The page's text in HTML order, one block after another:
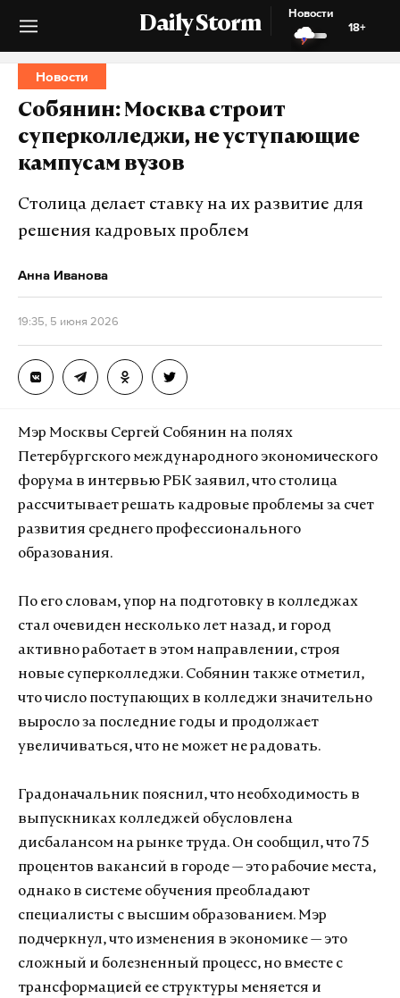
Daily Storm
Новости
18+
Новости
Собянин: Москва строит
суперколледжи, не уступающие
кампусам вузов
Столица делает ставку на их развитие для
решения кадровых проблем
Анна Иванова
19:35, 5 июня 2026
Мэр Москвы Сергей Собянин на полях
Петербургского международного экономического
форума в интервью РБК заявил, что столица
рассчитывает решать кадровые проблемы за счет
развития среднего профессионального
образования.
По его словам, упор на подготовку в колледжах
стал очевиден несколько лет назад, и город
активно работает в этом направлении, строя
новые суперколледжи. Собянин также отметил,
что число поступающих в колледжи значительно
выросло за последние годы и продолжает
увеличиваться, что не может не радовать.
Градоначальник пояснил, что необходимость в
выпускниках колледжей обусловлена
дисбалансом на рынке труда. Он сообщил, что 75
процентов вакансий в городе — это рабочие места,
однако в системе обучения преобладают
специалисты с высшим образованием. Мэр
подчеркнул, что изменения в экономике — это
сложный и болезненный процесс, но вместе с
трансформацией ее структуры меняется и